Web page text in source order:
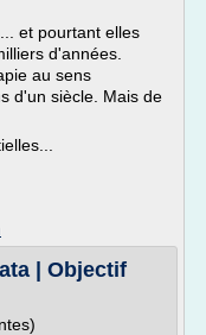
et pourtant elles
d'années.
au sens
d'un siècle. Mais de
| Objectif